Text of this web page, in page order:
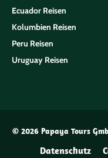
Ecuador Reisen
Kolumbien Reisen
Peru Reisen
Uruguay Reisen
© 2026 Papaya Tours
Datenschutz